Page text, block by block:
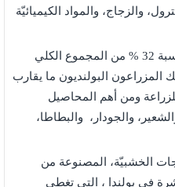
والزجاج، والمواد الكيميائيّة
أما قطاع الزراعة فتعمل به نسبة 32 % من المجموع الكلي
المزراعون البولنديون ما يقارب
ومن أهم المحاصيل
والجودار، والبطاطا،
الخشبيّة، المصنوعة من
في بولندا ، التي تغطي